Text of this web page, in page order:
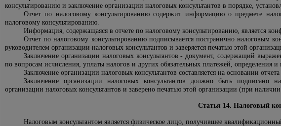
консультированию и заключение организации налоговых консультантов в порядке,
Отчет по налоговому консультированию содержит информацию о предмете
налоговому консультированию.
Информация, содержащаяся в отчете по налоговому консультированию, является
Отчет по налоговому консультированию подписывается постранично налоговым
руководителем организации налоговых консультантов и заверяется печатью этой
Заключение организации налоговых консультантов - документ, содержащий
по вопросам исчисления, уплаты налогов и других обязательных платежей, определения
Заключение организации налоговых консультантов составляется на основании
Заключение организации налоговых консультантов должно быть подписано
организации налоговых консультантов и заверено печатью этой организации (при
Статья 14. Налоговый
Налоговым консультантом является физическое лицо, получившее